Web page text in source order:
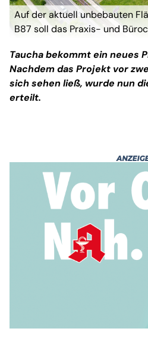
Auf der aktuell unbebauten
B87 soll das Praxis- und
Taucha bekommt ein neues
Nachdem das Projekt vor
sich sehen ließ, wurde nun
erteilt.